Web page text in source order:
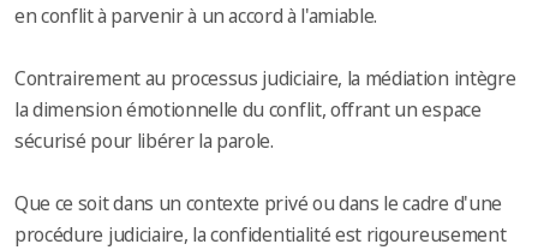
en conflit à parvenir à un accord à l'amiable.
Contrairement au processus judiciaire, la médiation intègre
la dimension émotionnelle du conflit, offrant un espace
sécurisé pour libérer la parole.
Que ce soit dans un contexte privé ou dans le cadre d'une
procédure judiciaire, la confidentialité est rigoureusement